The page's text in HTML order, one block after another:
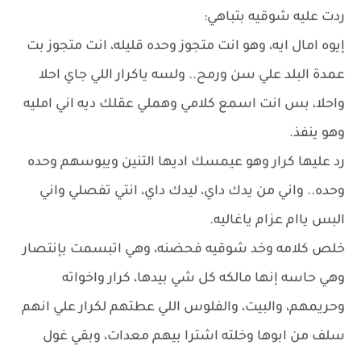
ردت عليه شوقيه بتباهي:
إيوه امال ايه، وهو انت متجوز وحده قليله، انت متجوز بت
عمدة البلد علي سن ورمح.. ولسه ياكرار اللي جاي احلا
واحلا، بس انت اسمع كلامي وهملي عقلك ديه اني امليه
وهو ينفذ.
رد عليها كرار وهو عيمسك اديها التنين ويبوسهم وحده
وحده.. واني من يدك داي، ليدك داي، انتي تفصلي واني
البس ياام عزام ياغاليه.
خلص كلامه وخد شوقيه فحضنه، وهي اتبسمت بإنتصار
وهي حاسه إنها مالكه كل شي بيدها، كرار واخواته
وحريمهم، والبيت، والفلوس اللي عطتهم لكرار علي انهم
سلف من ابوها وخلته اشترا بيهم معدات، وبقي غول